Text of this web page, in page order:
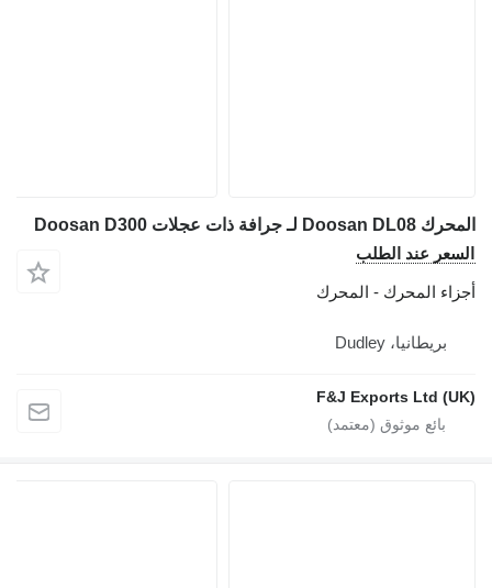
المحرك Doosan DL08 لـ جرافة ذات عجلات Doosan D300
السعر عند الطلب
أجزاء المحرك - المحرك
بريطانيا، Dudley
F&J Exports Ltd (UK)